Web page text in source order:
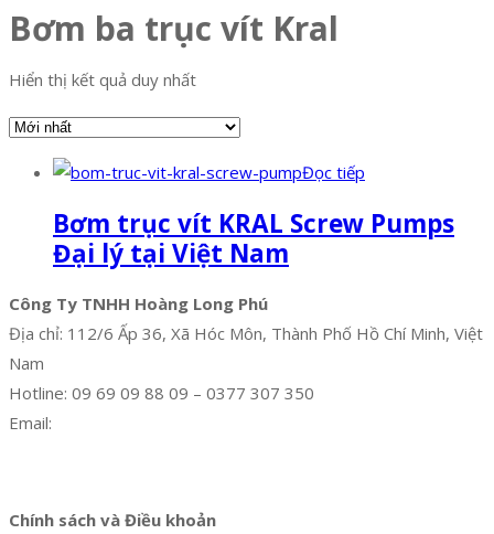
Bơm ba trục vít Kral
Hiển thị kết quả duy nhất
Đọc tiếp
Bơm trục vít KRAL Screw Pumps
Đại lý tại Việt Nam
Công Ty TNHH Hoàng Long Phú
Địa chỉ: 112/6 Ấp 36, Xã Hóc Môn, Thành Phố Hồ Chí Minh, Việt
Nam
Hotline: 09 69 09 88 09 – 0377 307 350
Email:
Chính sách và Điều khoản